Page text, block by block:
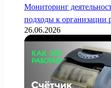
Мониторинг
подходы к организации
26.06.2026